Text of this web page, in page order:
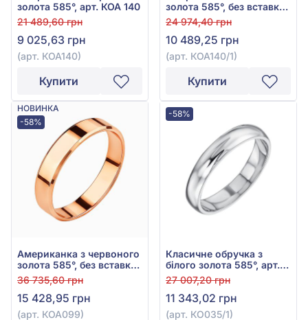
золота 585°, арт. КОА 140
21 489,60 грн
9 025,63 грн
(арт. КОА140)
Купити
золота 585°, без вставки,
арт. КОА 140/1
24 974,40 грн
10 489,25 грн
(арт. КОА140/1)
Купити
НОВИНКА
-58%
Американка з червоного
золота 585°, без вставки,
арт. КОА099
36 735,60 грн
15 428,95 грн
(арт. КОА099)
-58%
Класичне обручка з
білого золота 585°, арт.
КО035/1
27 007,20 грн
11 343,02 грн
(арт. КО035/1)